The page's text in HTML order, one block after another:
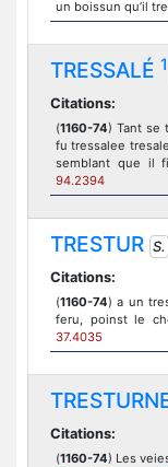
un boissun qu’il
TRESSALÉ 1
Citations:
(1160-74) Tant se
fu tressalee
semblant que il
94.2394
TRESTUR S.
Citations:
(1160-74) a un
feru, poinst le
37.4035
Citations:
(1160-74) Les